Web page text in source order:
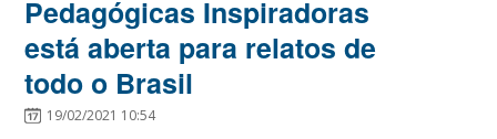
Pedagógicas Inspiradoras
está aberta para relatos de
todo o Brasil
19/02/2021 10:54